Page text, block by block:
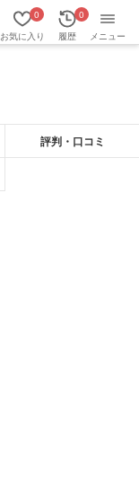
お気に入り
0
履歴
0
メニュー
評判・口コミ